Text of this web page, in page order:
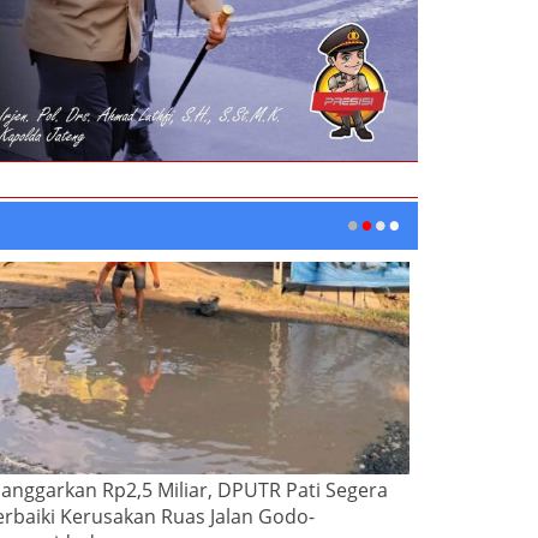
Rp2,5 Miliar, DPUTR Pati Segera
Kerusakan Ruas Jalan Godo-